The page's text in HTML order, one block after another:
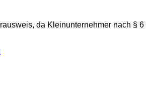
da Kleinunternehmer nach § 6